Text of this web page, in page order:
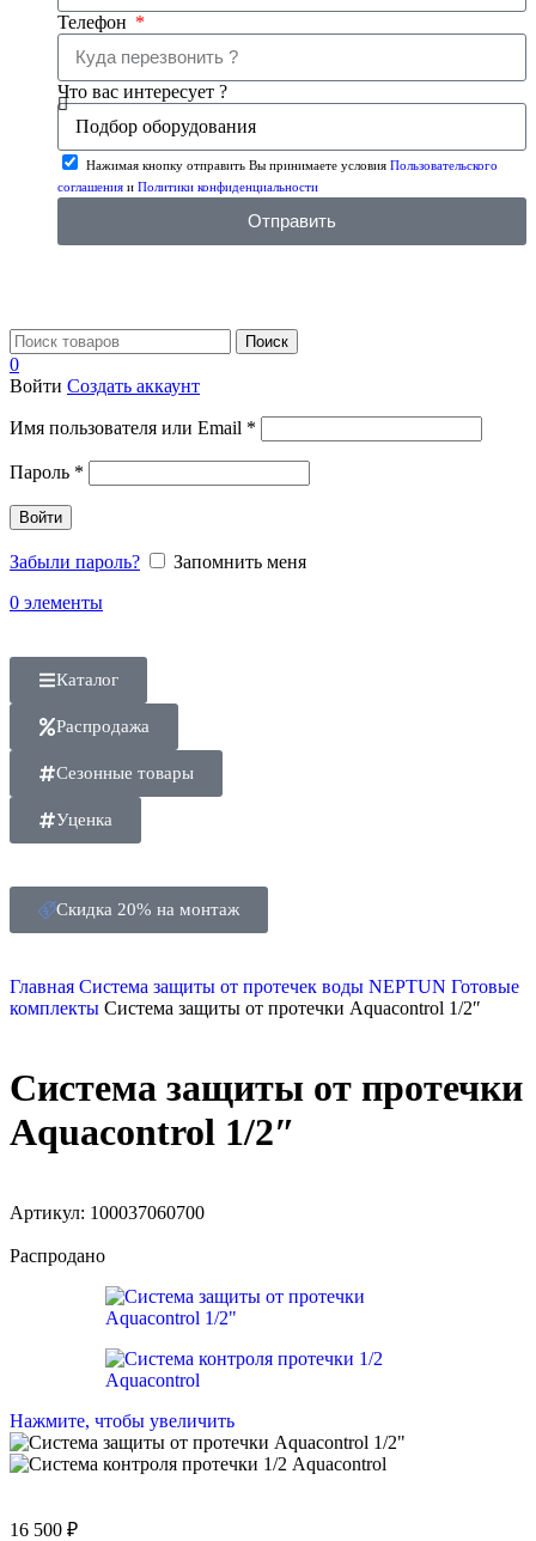
Телефон
Что вас интересует ?
Нажимая кнопку отправить Вы принимаете условия Пользовательского
соглашения и Политики конфиденциальности
Отправить
Поиск
0
Войти Создать аккаунт
Имя пользователя или Email *
Пароль *
Войти
Забыли пароль?
Запомнить меня
0 элементы
Каталог
Распродажа
Сезонные товары
Уценка
Скидка 20% на монтаж
Главная Система защиты от протечек воды NEPTUN Готовые
комплекты Система защиты от протечки Aquacontrol 1/2″
Система защиты от протечки
Aquacontrol 1/2″
Артикул: 100037060700
Распродано
Нажмите, чтобы увеличить
16 500 ₽